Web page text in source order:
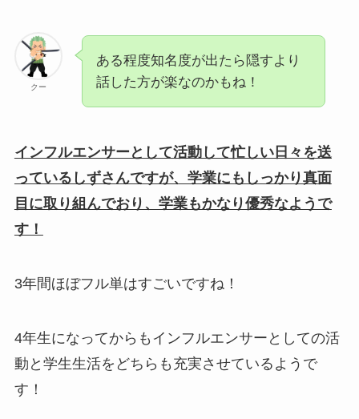
クー
ある程度知名度が出たら隠すより
話した方が楽なのかもね！
インフルエンサーとして活動して忙しい日々を送
っているしずさんですが、学業にもしっかり真面
目に取り組んでおり、学業もかなり優秀なようで
す！
3年間ほぼフル単はすごいですね！
4年生になってからもインフルエンサーとしての活
動と学生生活をどちらも充実させているようで
す！